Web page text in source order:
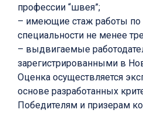
профессии “швея”;
– имеющие стаж работы по
специальности не менее
– выдвигаемые
зарегистрированными в
Оценка осуществляется
основе разработанных
Победителям и призерам